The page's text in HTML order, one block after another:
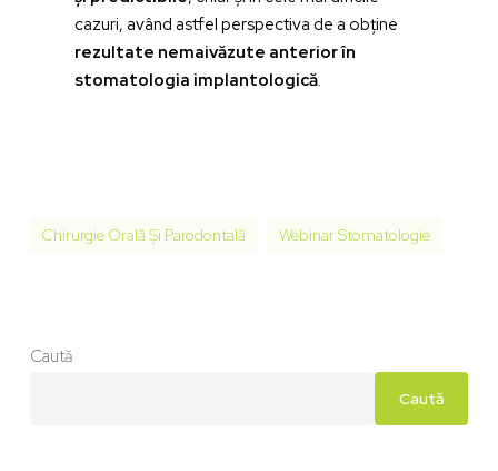
cazuri, având astfel perspectiva de a obține
rezultate nemaivăzute anterior în
stomatologia implantologică.
Chirurgie Orală Și Parodontală Webinar Stomatologie
Caută
Caută